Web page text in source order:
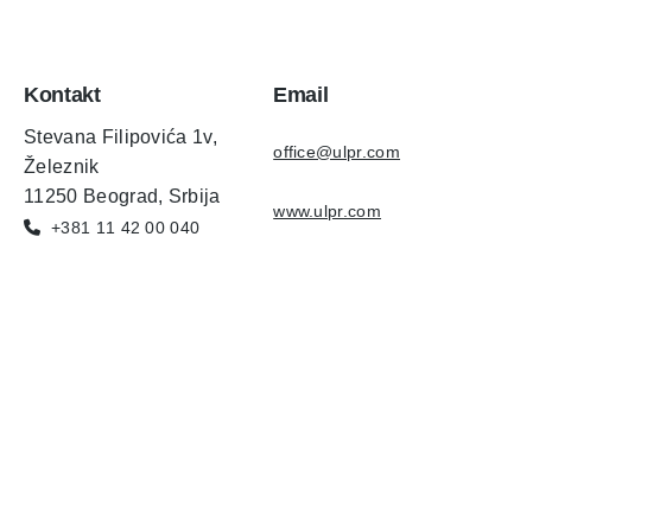
Kontakt
Stevana Filipovića 1v,
Železnik
11250 Beograd, Srbija
+381 11 42 00 040
Email
office@ulpr.com
www.ulpr.com